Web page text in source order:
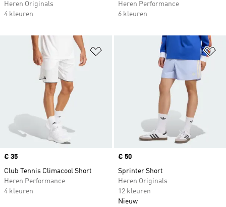
Heren Originals
4 kleuren
Heren Performance
6 kleuren
Op verlanglijst zetten
Price
€ 35
Club Tennis Climacool Short
Heren Performance
4 kleuren
Price
€ 50
Sprinter Short
Heren Originals
12 kleuren
Nieuw